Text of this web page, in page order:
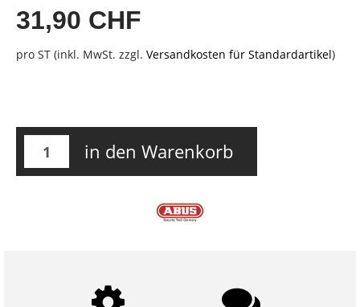
31,90 CHF
pro ST (inkl. MwSt. zzgl. Versandkosten für Standardartikel)
in den Warenkorb